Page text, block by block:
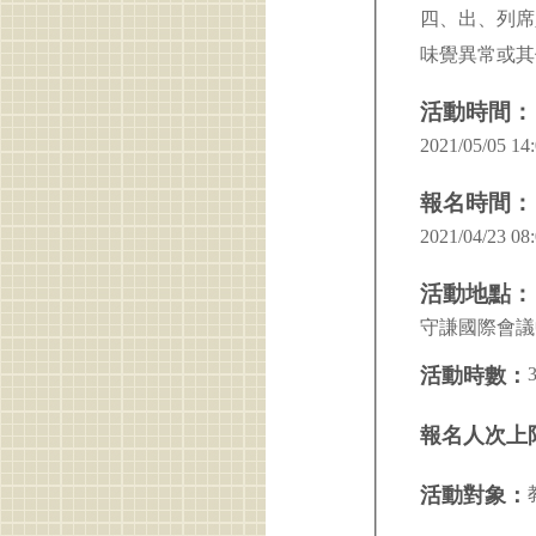
四、出、列
味覺異常或
活動時間：
2021/05/05
報名時間：
2021/04/23
活動地點：
守謙國際會
活動時數：
報名人次上
活動對象：